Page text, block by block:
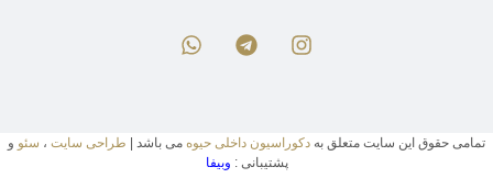
تمامی حقوق این سایت متعلق به دکوراسیون داخلی حیوه می باشد | طراحی سایت ، سئو و
پشتیبانی : وبیفا